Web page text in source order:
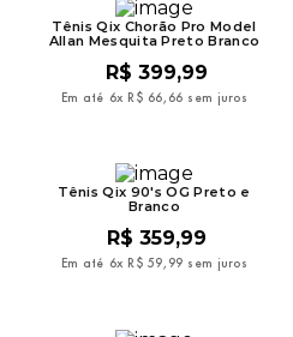
Tênis Qix Chorão Pro Model
Allan Mesquita Preto Branco
R$ 399,99
Em até 6x R$ 66, 66 sem juros
Tênis Qix 90's OG Preto e
Branco
R$ 359,99
Em até 6x R$ 59, 99 sem juros